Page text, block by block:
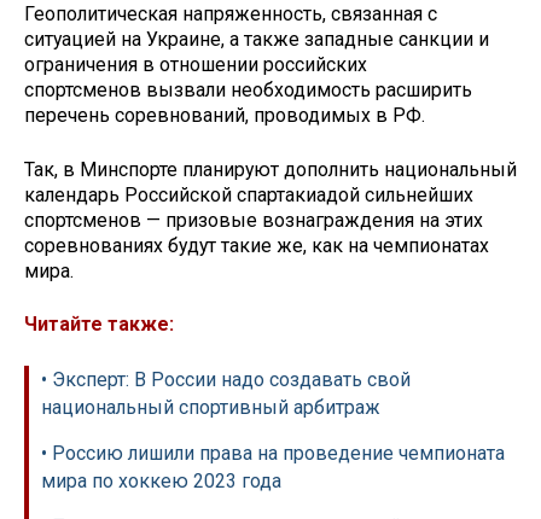
Геополитическая напряженность, связанная с
ситуацией на Украине, а также западные санкции и
ограничения в отношении российских
спортсменов вызвали необходимость расширить
перечень соревнований, проводимых в РФ.
Так, в Минспорте планируют дополнить национальный
календарь Российской спартакиадой сильнейших
спортсменов — призовые вознаграждения на этих
соревнованиях будут такие же, как на чемпионатах
мира.
Читайте также:
• Эксперт: В России надо создавать свой
национальный спортивный арбитраж
• Россию лишили права на проведение чемпионата
мира по хоккею 2023 года